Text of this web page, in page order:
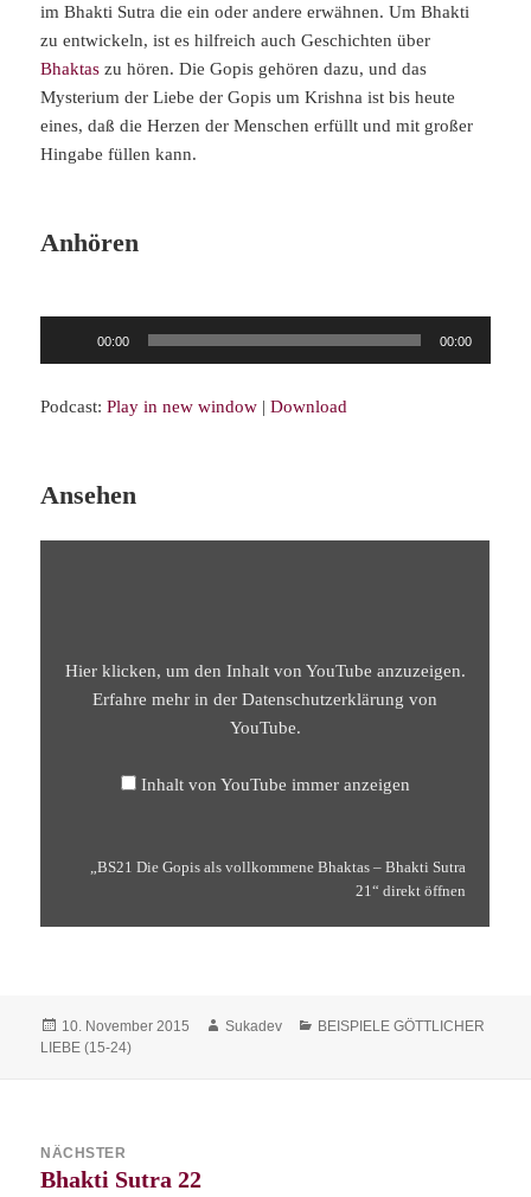
im Bhakti Sutra die ein oder andere erwähnen. Um Bhakti
zu entwickeln, ist es hilfreich auch Geschichten über
Bhaktas zu hören. Die Gopis gehören dazu, und das
Mysterium der Liebe der Gopis um Krishna ist bis heute
eines, daß die Herzen der Menschen erfüllt und mit großer
Hingabe füllen kann.
Anhören
00:00 00:00
Podcast:Play in new window |Download
Ansehen
BHAKTI
SUTRA
Hier klicken, um den Inhalt von YouTube anzuzeigen.
Erfahre mehr in derDatenschutzerklärung von
YouTube.
Inhalt von YouTube immer anzeigen
„BS21 Die Gopis als vollkommene Bhaktas – Bhakti Sutra
21“ direkt öffnen
Veröffentlicht
am
10. November 2015 Autor
Sukadev Kategorien
BEISPIELE GÖTTLICHER
LIEBE (15-24)
NÄCHSTER
Nächster
Bhakti Sutra 22